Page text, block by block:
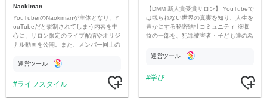
Naokiman
YouTuberのNaokimanが主体となり、Y
ouTubeだと規制されてしまう内容を中
心に、サロン限定のライブ配信やオリジ
ナル動画を公開。また、メンバー同士の
ただいています。
運営ツール
ライフスタイル
【DMM 新人賞受賞サロン】 YouTubeで
は観られない世界の真実を知り、人生を
豊かにする秘密結社コミュニティ ※収
益の一部を、犯罪被害者・子ども達の為
す運営ツール
学び